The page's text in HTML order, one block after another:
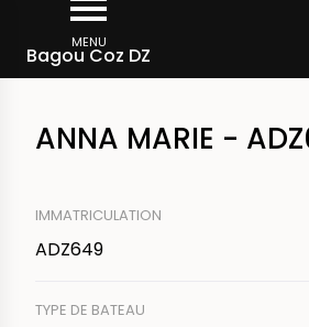
contenu
MENU
Bagou Coz DZ
d'Ariane
Rechercher un bateau
ANNA MARIE -
IMMATRICULATION
ADZ649
TYPE DE BATEAU